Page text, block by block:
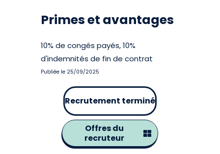
Primes et avantages
10% de congés payés, 10%
d'indemnités de fin de contrat
Publiée le 25/09/2025
Recrutement terminé
Offres du
recruteur